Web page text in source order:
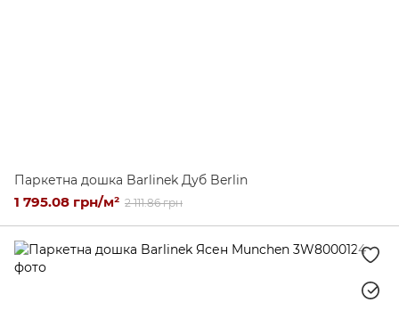
Паркетна дошка Barlinek Дуб Berlin
1 795.08 грн/м² 2 111.86 грн